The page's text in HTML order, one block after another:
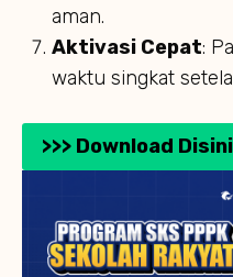
aman.
Aktivasi Cepat:
waktu singkat
>>> Download